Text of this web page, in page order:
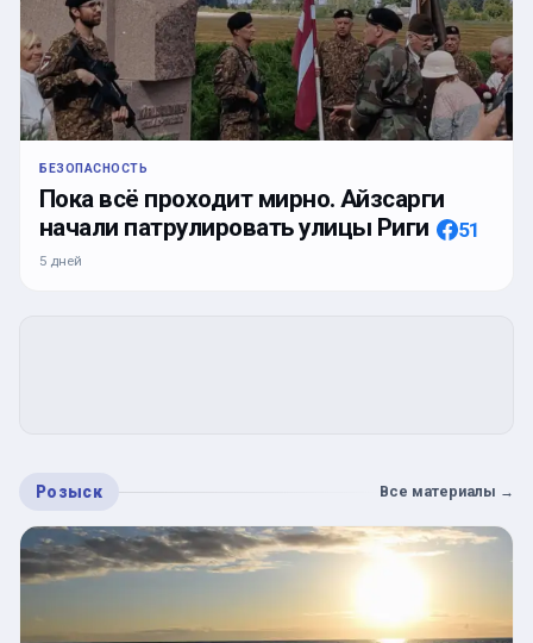
БЕЗОПАСНОСТЬ
Пока всё проходит мирно. Айзсарги
начали патрулировать улицы Риги
51
5 дней
Розыск Все материалы →